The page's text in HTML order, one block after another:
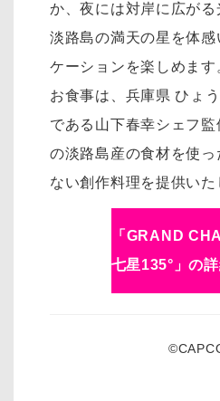
か、夜には対岸に広がる
淡路島の満天の星を体感
ケーションを楽しめま
お食事は、兵庫県 ひょ
である山下春幸シェフ監
の淡路島産の食材を使っ
ない創作料理を提供いた
「GRAND
七星135°」の